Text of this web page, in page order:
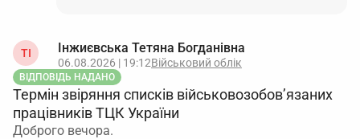
ТІ Інжиєвська Тетяна Богданівна
06.08.2026 | 19:12Військовий облік
ВІДПОВІДЬ НАДАНО
Термін звіряння списків військовозобов’язаних
працівників ТЦК України
Доброго вечора.